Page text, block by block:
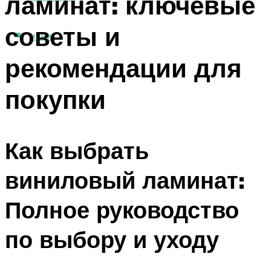
МЕНЮ
советы и
рекомендации для
покупки
Как выбрать
виниловый ламинат:
Полное руководство
по выбору и уходу